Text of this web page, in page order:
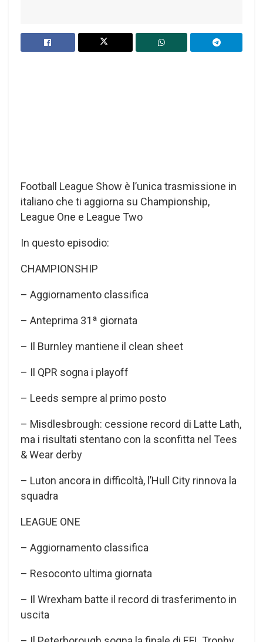
Football League Show è l’unica trasmissione in
italiano che ti aggiorna su Championship,
League One e League Two
In questo episodio:
CHAMPIONSHIP
– Aggiornamento classifica
– Anteprima 31ª giornata
– Il Burnley mantiene il clean sheet
– Il QPR sogna i playoff
– Leeds sempre al primo posto
– Misdlesbrough: cessione record di Latte Lath,
ma i risultati stentano con la sconfitta nel Tees
& Wear derby
– Luton ancora in difficoltà, l’Hull City rinnova la
squadra
LEAGUE ONE
– Aggiornamento classifica
– Resoconto ultima giornata
– Il Wrexham batte il record di trasferimento in
uscita